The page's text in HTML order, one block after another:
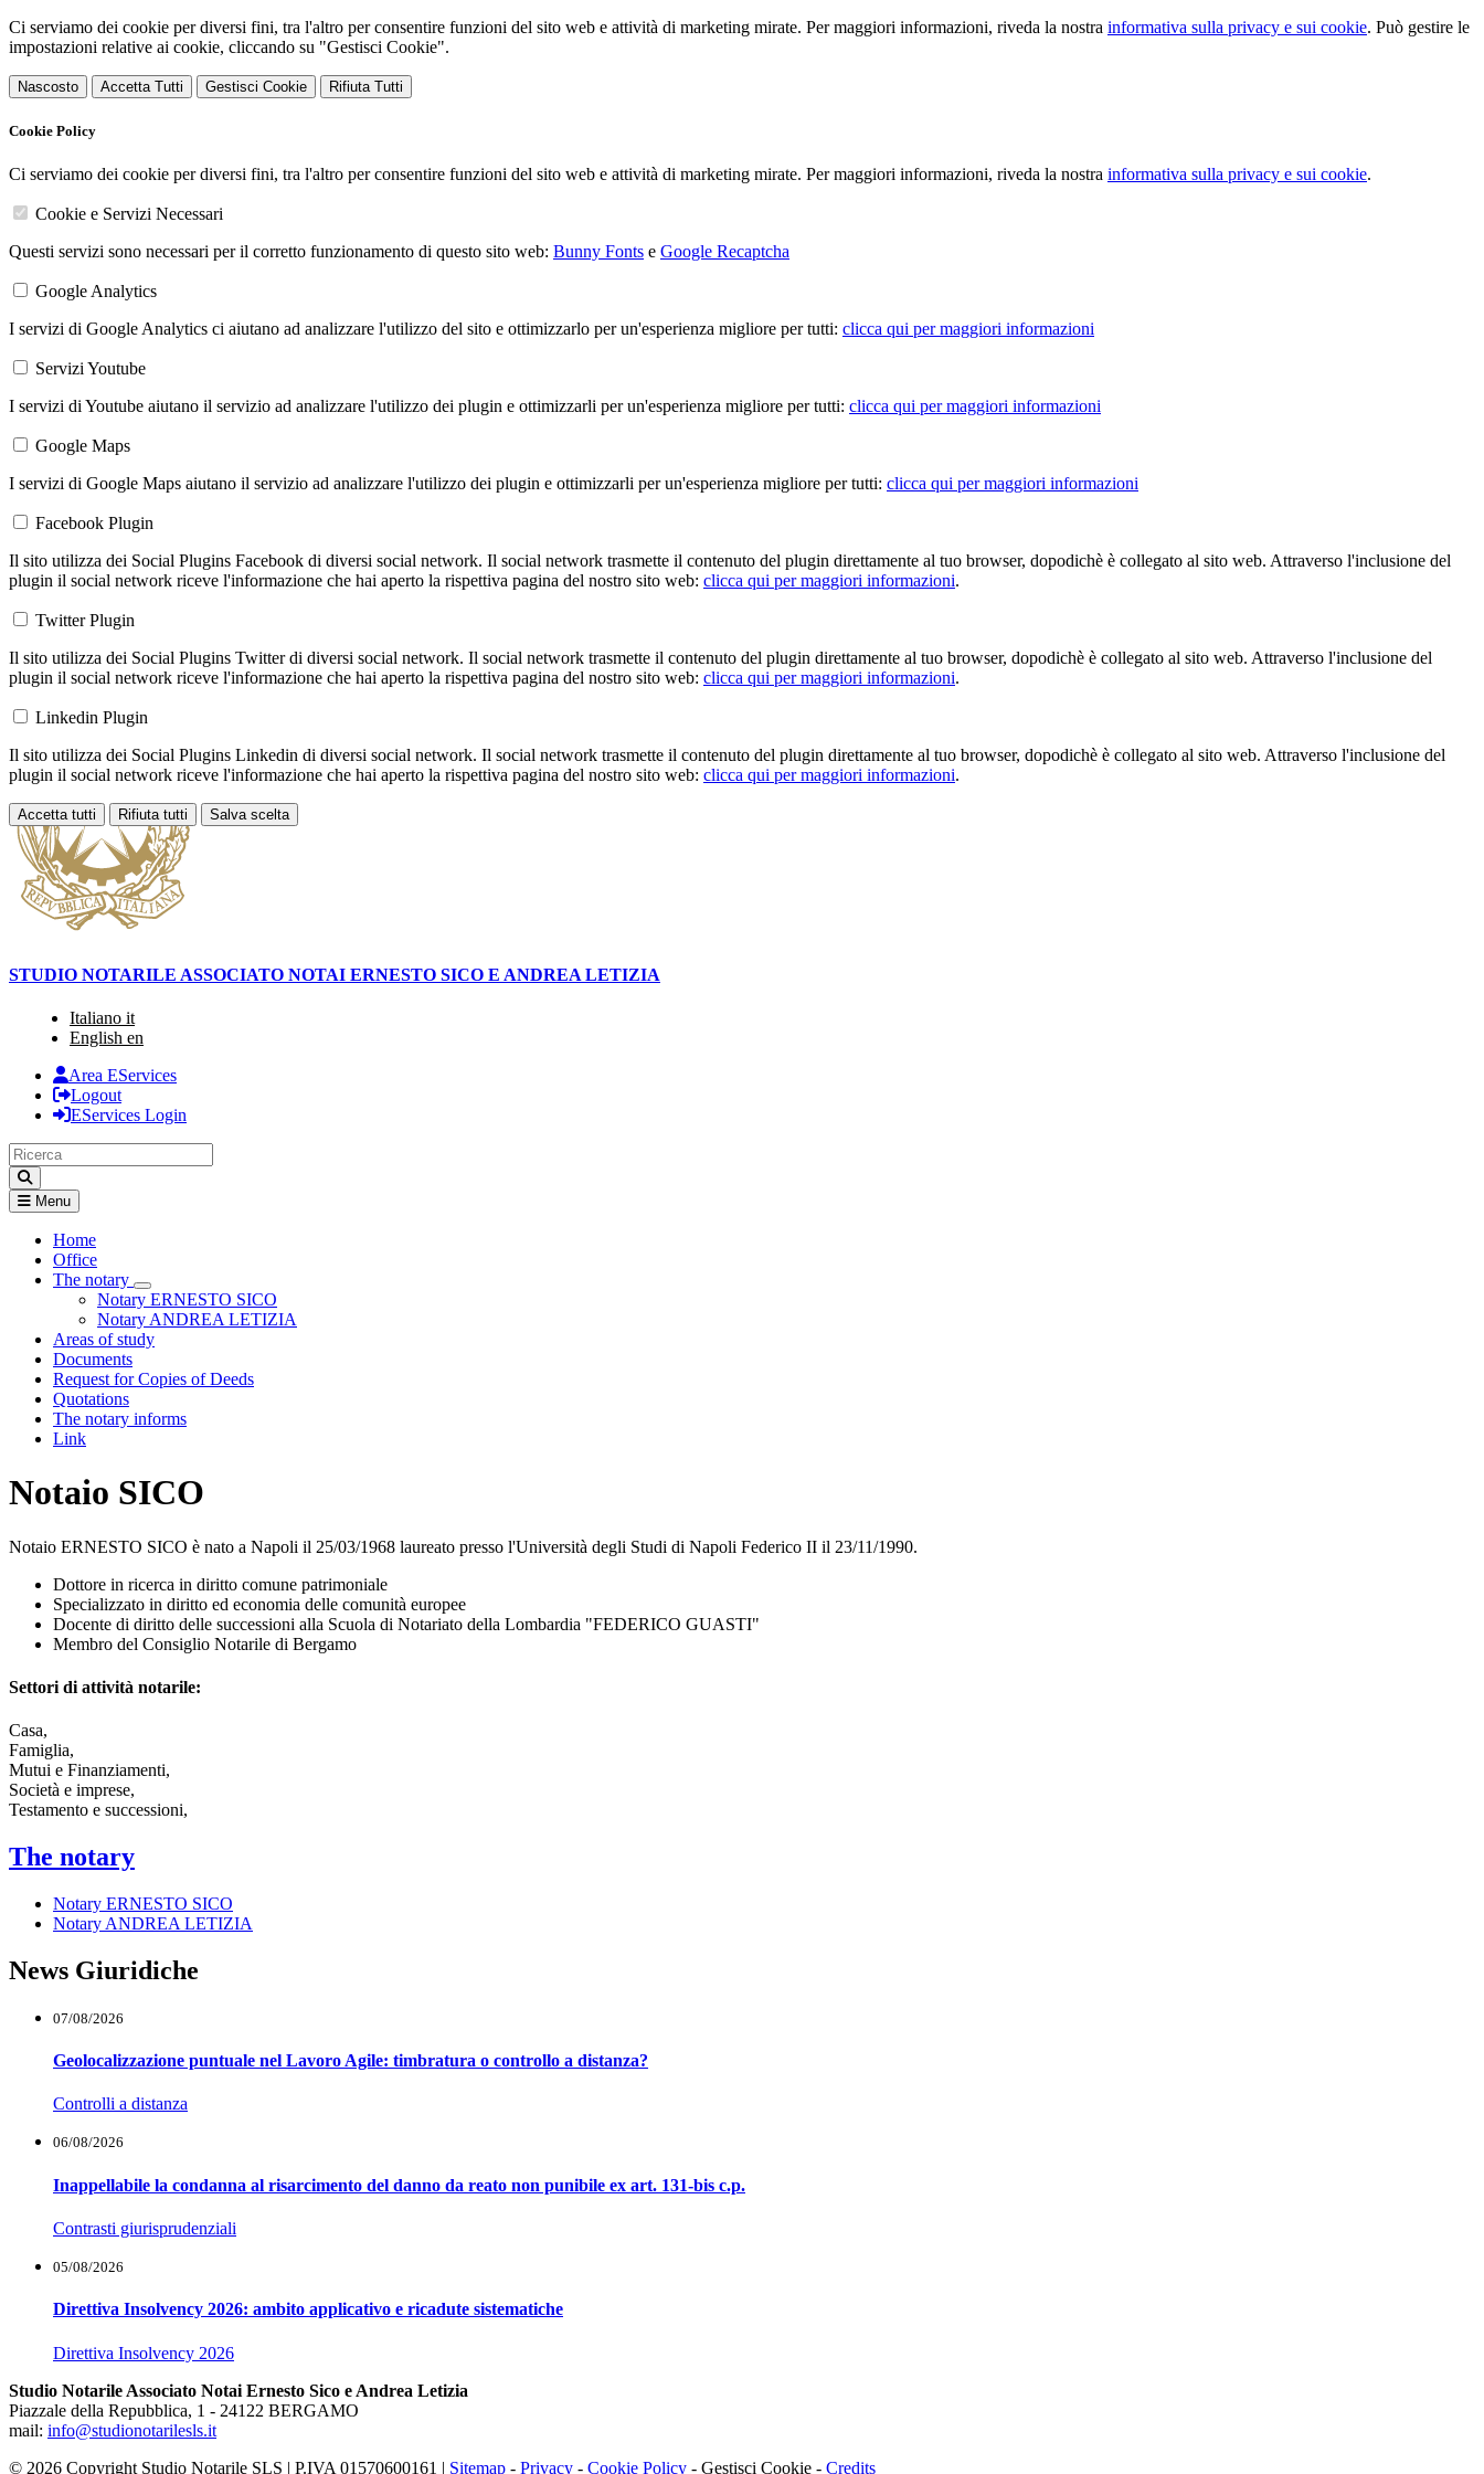
Ci serviamo dei cookie per diversi fini, tra l'altro per consentire funzioni del sito web e attività di marketing mirate. Per maggiori informazioni, riveda la nostra informativa sulla privacy e sui cookie. Può gestire le
impostazioni relative ai cookie, cliccando su "Gestisci Cookie".
Nascosto Accetta Tutti Gestisci Cookie Rifiuta Tutti
Cookie Policy
Ci serviamo dei cookie per diversi fini, tra l'altro per consentire funzioni del sito web e attività di marketing mirate. Per maggiori informazioni, riveda la nostra informativa sulla privacy e sui cookie.
Cookie e Servizi Necessari
Questi servizi sono necessari per il corretto funzionamento di questo sito web: Bunny Fonts e Google Recaptcha
Google Analytics
I servizi di Google Analytics ci aiutano ad analizzare l'utilizzo del sito e ottimizzarlo per un'esperienza migliore per tutti: clicca qui per maggiori informazioni
Servizi Youtube
I servizi di Youtube aiutano il servizio ad analizzare l'utilizzo dei plugin e ottimizzarli per un'esperienza migliore per tutti: clicca qui per maggiori informazioni
Google Maps
I servizi di Google Maps aiutano il servizio ad analizzare l'utilizzo dei plugin e ottimizzarli per un'esperienza migliore per tutti: clicca qui per maggiori informazioni
Facebook Plugin
Il sito utilizza dei Social Plugins Facebook di diversi social network. Il social network trasmette il contenuto del plugin direttamente al tuo browser, dopodichè è collegato al sito web. Attraverso l'inclusione del
plugin il social network riceve l'informazione che hai aperto la rispettiva pagina del nostro sito web: clicca qui per maggiori informazioni.
Twitter Plugin
Il sito utilizza dei Social Plugins Twitter di diversi social network. Il social network trasmette il contenuto del plugin direttamente al tuo browser, dopodichè è collegato al sito web. Attraverso l'inclusione del
plugin il social network riceve l'informazione che hai aperto la rispettiva pagina del nostro sito web: clicca qui per maggiori informazioni.
Linkedin Plugin
Il sito utilizza dei Social Plugins Linkedin di diversi social network. Il social network trasmette il contenuto del plugin direttamente al tuo browser, dopodichè è collegato al sito web. Attraverso l'inclusione del
plugin il social network riceve l'informazione che hai aperto la rispettiva pagina del nostro sito web: clicca qui per maggiori informazioni.
Accetta tutti Rifiuta tutti Salva scelta
Loading...
STUDIO NOTARILE ASSOCIATO NOTAI ERNESTO SICO E ANDREA LETIZIA
Italiano it
English en
Area EServices
Logout
EServices Login
Menu
Home
Office
The notary
Visualizza menù di secondo livello
Notary ERNESTO SICO
Notary ANDREA LETIZIA
Areas of study
Documents
Request for Copies of Deeds
Quotations
The notary informs
Link
Notaio SICO
Notaio ERNESTO SICO è nato a Napoli il 25/03/1968 laureato presso l'Università degli Studi di Napoli Federico II il 23/11/1990.
Dottore in ricerca in diritto comune patrimoniale
Specializzato in diritto ed economia delle comunità europee
Docente di diritto delle successioni alla Scuola di Notariato della Lombardia "FEDERICO GUASTI"
Membro del Consiglio Notarile di Bergamo
Settori di attività notarile:
Casa,
Famiglia,
Mutui e Finanziamenti,
Società e imprese,
Testamento e successioni,
The notary
Notary ERNESTO SICO
Notary ANDREA LETIZIA
News Giuridiche
07/08/2026
Geolocalizzazione puntuale nel Lavoro Agile: timbratura o controllo a distanza?
Controlli a distanza
06/08/2026
Inappellabile la condanna al risarcimento del danno da reato non punibile ex art. 131-bis c.p.
Contrasti giurisprudenziali
05/08/2026
Direttiva Insolvency 2026: ambito applicativo e ricadute sistematiche
Direttiva Insolvency 2026
Studio Notarile Associato Notai Ernesto Sico e Andrea Letizia
Piazzale della Repubblica, 1 - 24122 BERGAMO
mail: info@studionotarilesls.it
© 2026 Copyright Studio Notarile SLS | P.IVA 01570600161 | Sitemap - Privacy - Cookie Policy - Gestisci Cookie - Credits